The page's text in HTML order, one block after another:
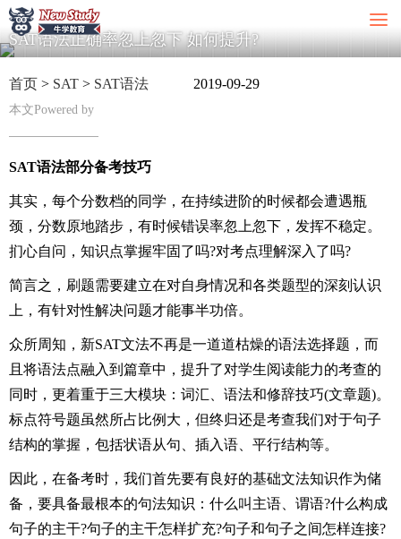
SAT语法正确率忽上忽下 如何提升?
首页 > SAT > SAT语法 2019-09-29
本文Powered by
SAT语法部分备考技巧
其实，每个分数档的同学，在持续进阶的时候都会遭遇瓶
颈，分数原地踏步，有时候错误率忽上忽下，发挥不稳定。
扪心自问，知识点掌握牢固了吗?对考点理解深入了吗?
简言之，刷题需要建立在对自身情况和各类题型的深刻认识
上，有针对性解决问题才能事半功倍。
众所周知，新SAT文法不再是一道道枯燥的语法选择题，而
且将语法点融入到篇章中，提升了对学生阅读能力的考查的
同时，更着重于三大模块：词汇、语法和修辞技巧(文章题)。
标点符号题虽然所占比例大，但终归还是考查我们对于句子
结构的掌握，包括状语从句、插入语、平行结构等。
因此，在备考时，我们首先要有良好的基础文法知识作为储
备，要具备最根本的句法知识：什么叫主语、谓语?什么构成
句子的主干?句子的主干怎样扩充?句子和句子之间怎样连接?